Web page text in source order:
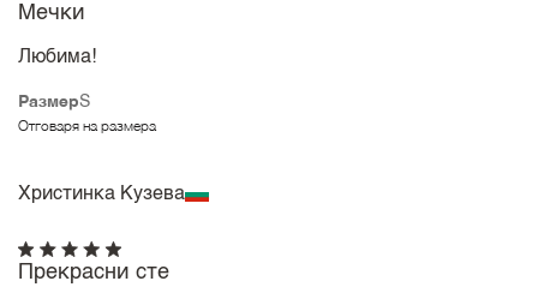
РазмерS
Отговаря на размера
Мечки
Любима!
Христинка Кузева
Прекрасни сте